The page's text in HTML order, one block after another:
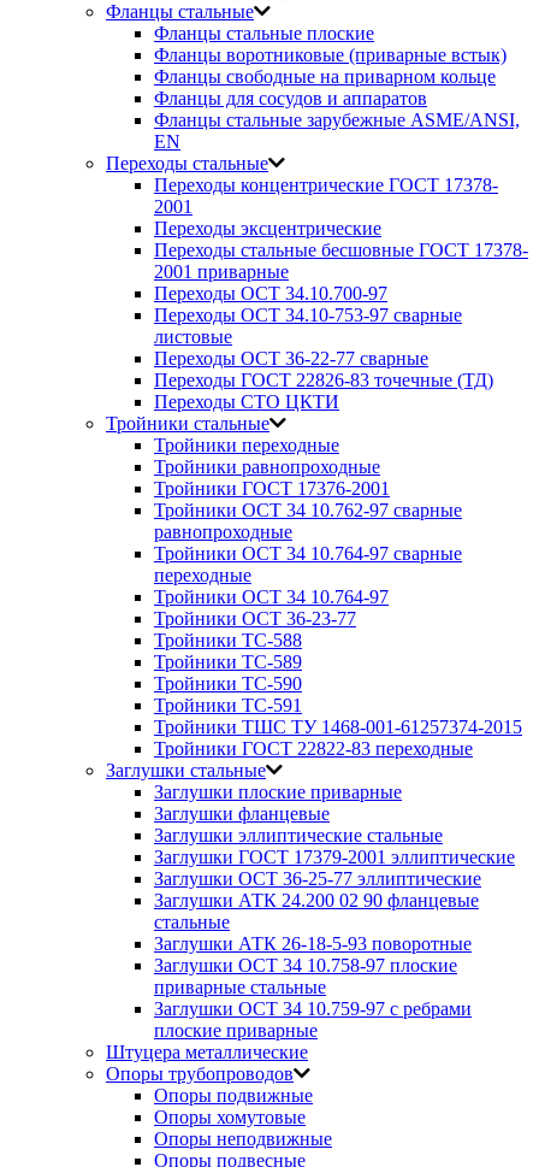
Фланцы стальные
Фланцы стальные плоские
Фланцы воротниковые (приварные встык)
Фланцы свободные на приварном кольце
Фланцы для сосудов и аппаратов
Фланцы стальные зарубежные ASME/ANSI,
EN
Переходы стальные
Переходы концентрические ГОСТ 17378-
2001
Переходы эксцентрические
Переходы стальные бесшовные ГОСТ 17378-
2001 приварные
Переходы ОСТ 34.10.700-97
Переходы ОСТ 34.10-753-97 сварные
листовые
Переходы ОСТ 36-22-77 сварные
Переходы ГОСТ 22826-83 точечные (ТД)
Переходы СТО ЦКТИ
Тройники стальные
Тройники переходные
Тройники равнопроходные
Тройники ГОСТ 17376-2001
Тройники ОСТ 34 10.762-97 сварные
равнопроходные
Тройники ОСТ 34 10.764-97 сварные
переходные
Тройники ОСТ 34 10.764-97
Тройники ОСТ 36-23-77
Тройники ТС-588
Тройники ТС-589
Тройники ТС-590
Тройники ТС-591
Тройники ТШС ТУ 1468-001-61257374-2015
Тройники ГОСТ 22822-83 переходные
Заглушки стальные
Заглушки плоские приварные
Заглушки фланцевые
Заглушки эллиптические стальные
Заглушки ГОСТ 17379-2001 эллиптические
Заглушки ОСТ 36-25-77 эллиптические
Заглушки АТК 24.200 02 90 фланцевые
стальные
Заглушки АТК 26-18-5-93 поворотные
Заглушки ОСТ 34 10.758-97 плоские
приварные стальные
Заглушки ОСТ 34 10.759-97 с ребрами
плоские приварные
Штуцера металлические
Опоры трубопроводов
Опоры подвижные
Опоры хомутовые
Опоры неподвижные
Опоры подвесные